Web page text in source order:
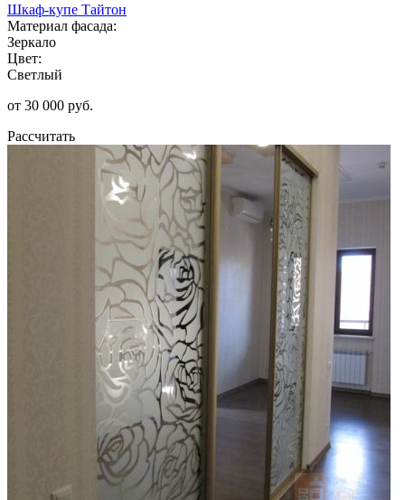
Шкаф-купе Тайтон
Материал фасада:
Зеркало
Цвет:
Светлый
от 30 000 руб.
Рассчитать